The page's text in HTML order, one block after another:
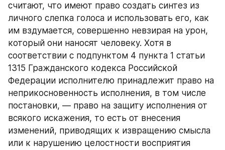
считают, что имеют право создать синтез из
личного слепка голоса и использовать его, как
им вздумается, совершенно невзирая на урон,
который они наносят человеку. Хотя в
соответствии с подпунктом 4 пункта 1 статьи
1315 Гражданского кодекса Российской
Федерации исполнителю принадлежит право на
неприкосновенность исполнения, в том числе
постановки, — право на защиту исполнения от
всякого искажения, то есть от внесения
изменений, приводящих к извращению смысла
или к нарушению целостности восприятия